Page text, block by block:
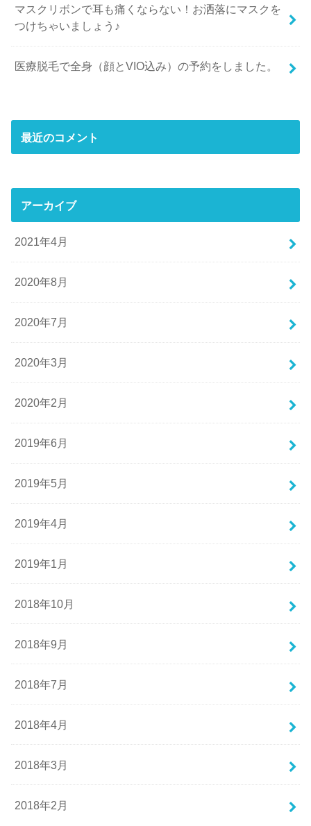
マスクリボンで耳も痛くならない！お洒落にマスクを
つけちゃいましょう♪
医療脱毛で全身（顔とVIO込み）の予約をしました。
最近のコメント
アーカイブ
2021年4月
2020年8月
2020年7月
2020年3月
2020年2月
2019年6月
2019年5月
2019年4月
2019年1月
2018年10月
2018年9月
2018年7月
2018年4月
2018年3月
2018年2月